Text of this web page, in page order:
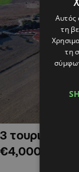
3 τουριστικά
€4,000,000
Αυτός
τη
τη